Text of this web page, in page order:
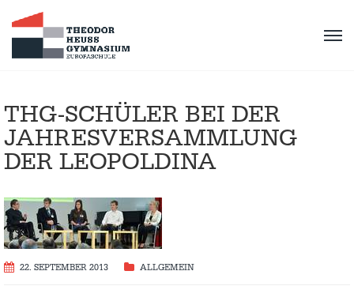
THG-SCHÜLER BEI DER
JAHRESVERSAMMLUNG
DER LEOPOLDINA
22. SEPTEMBER 2013 ALLGEMEIN